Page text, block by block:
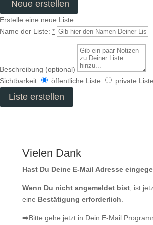
Neue erstellen
Erstelle eine neue Liste
Name der Liste: *
Beschreibung (optional)
Sichtbarkeit
öffentliche Liste private Liste
Liste erstellen
Vielen Dank
Hast Du Deine E-Mail Adresse
Wenn Du nicht angemeldet bist, ist
eine Bestätigung erforderlich
➡️Bitte gehe jetzt in Dein E-Mail